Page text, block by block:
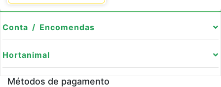
Conta / Encomendas
Hortanimal
Métodos de pagamento